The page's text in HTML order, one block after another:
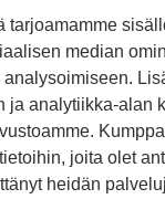
tarjoamamme
median
ja analytiikka-alan
joita olet
heidän